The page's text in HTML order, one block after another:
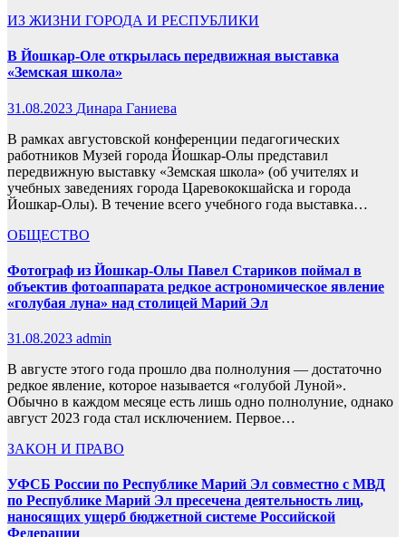
ИЗ ЖИЗНИ ГОРОДА И РЕСПУБЛИКИ
В Йошкар-Оле открылась передвижная выставка
«Земская школа»
31.08.2023 Динара Ганиева
В рамках августовской конференции педагогических
работников Музей города Йошкар-Олы представил
передвижную выставку «Земская школа» (об учителях и
учебных заведениях города Царевококшайска и города
Йошкар-Олы). В течение всего учебного года выставка…
ОБЩЕСТВО
Фотограф из Йошкар-Олы Павел Стариков поймал в
объектив фотоаппарата редкое астрономическое явление
«голубая луна» над столицей Марий Эл
31.08.2023 admin
В августе этого года прошло два полнолуния — достаточно
редкое явление, которое называется «голубой Луной».
Обычно в каждом месяце есть лишь одно полнолуние, однако
август 2023 года стал исключением. Первое…
ЗАКОН И ПРАВО
УФСБ России по Республике Марий Эл совместно с МВД
по Республике Марий Эл пресечена деятельность лиц,
наносящих ущерб бюджетной системе Российской
Федерации